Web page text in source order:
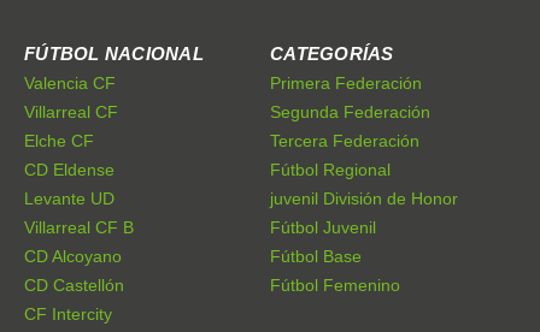
FÚTBOL NACIONAL
Valencia CF
Villarreal CF
Elche CF
CD Eldense
Levante UD
Villarreal CF B
CD Alcoyano
CD Castellón
CF Intercity
CATEGORÍAS
Primera Federación
Segunda Federación
Tercera Federación
Fútbol Regional
juvenil División de Honor
Fútbol Juvenil
Fútbol Base
Fútbol Femenino